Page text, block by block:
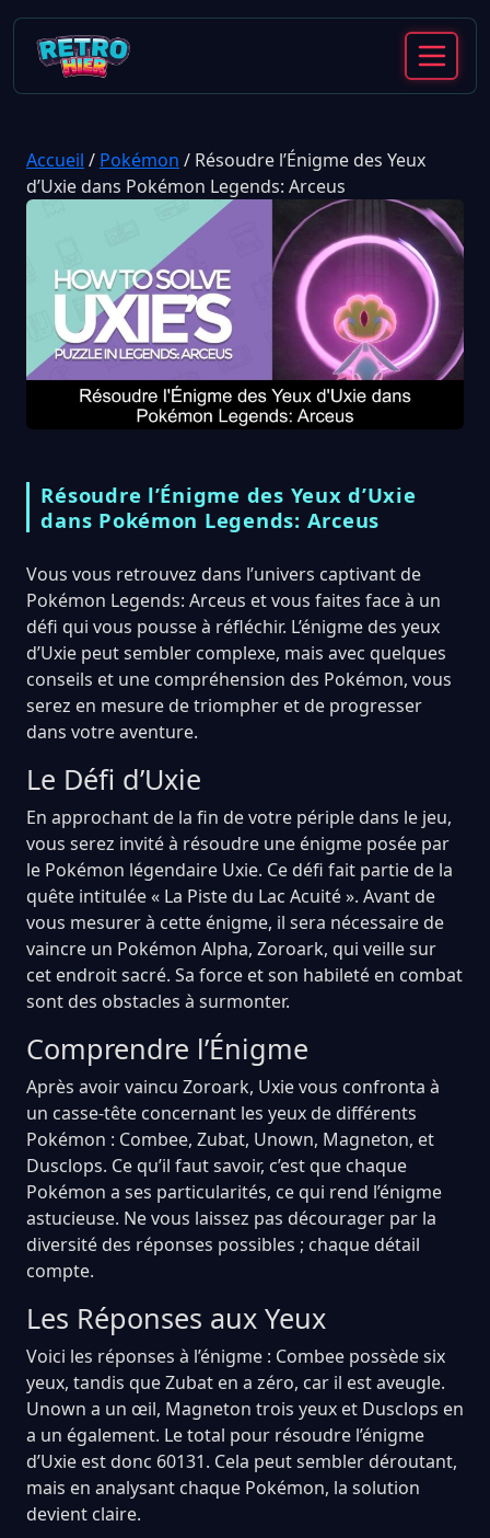
Accueil / Pokémon / Résoudre l’Énigme des Yeux
d’Uxie dans Pokémon Legends: Arceus
Résoudre l’Énigme des Yeux d’Uxie
dans Pokémon Legends: Arceus
Vous vous retrouvez dans l’univers captivant de
Pokémon Legends: Arceus et vous faites face à un
défi qui vous pousse à réfléchir. L’énigme des yeux
d’Uxie peut sembler complexe, mais avec quelques
conseils et une compréhension des Pokémon, vous
serez en mesure de triompher et de progresser
dans votre aventure.
Le Défi d’Uxie
En approchant de la fin de votre périple dans le jeu,
vous serez invité à résoudre une énigme posée par
le Pokémon légendaire Uxie. Ce défi fait partie de la
quête intitulée « La Piste du Lac Acuité ». Avant de
vous mesurer à cette énigme, il sera nécessaire de
vaincre un Pokémon Alpha, Zoroark, qui veille sur
cet endroit sacré. Sa force et son habileté en combat
sont des obstacles à surmonter.
Comprendre l’Énigme
Après avoir vaincu Zoroark, Uxie vous confronta à
un casse-tête concernant les yeux de différents
Pokémon : Combee, Zubat, Unown, Magneton, et
Dusclops. Ce qu’il faut savoir, c’est que chaque
Pokémon a ses particularités, ce qui rend l’énigme
astucieuse. Ne vous laissez pas décourager par la
diversité des réponses possibles ; chaque détail
compte.
Les Réponses aux Yeux
Voici les réponses à l’énigme : Combee possède six
yeux, tandis que Zubat en a zéro, car il est aveugle.
Unown a un œil, Magneton trois yeux et Dusclops en
a un également. Le total pour résoudre l’énigme
d’Uxie est donc 60131. Cela peut sembler déroutant,
mais en analysant chaque Pokémon, la solution
devient claire.